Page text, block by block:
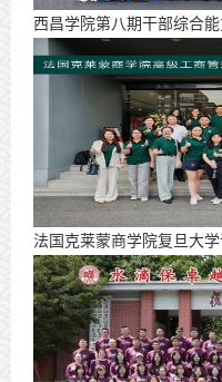
西昌学院第八期干部综合
法国克莱蒙商学院复旦大